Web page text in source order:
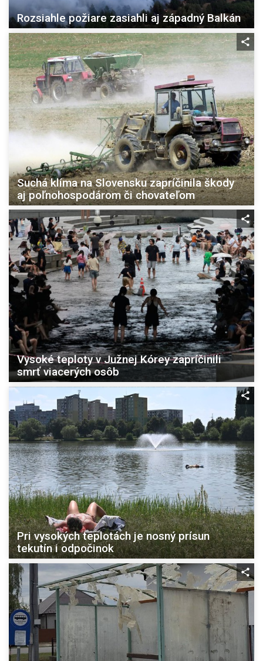
Rozsiahle požiare zasiahli aj západný Balkán
Suchá klíma na Slovensku zapríčinila škody
aj poľnohospodárom či chovateľom
Vysoké teploty v Južnej Kórey zapríčinili
smrť viacerých osôb
Pri vysokých teplotách je nosný prísun
tekutín i odpočinok